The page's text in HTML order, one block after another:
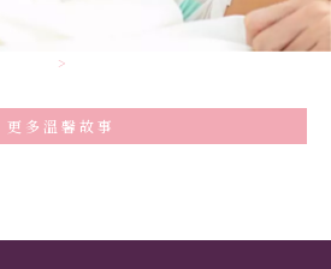
>
更多溫馨故事